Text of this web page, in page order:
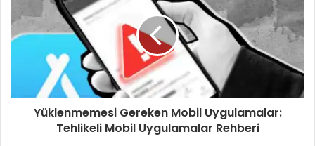
Yüklenmemesi Gereken Mobil Uygulamalar:
Tehlikeli Mobil Uygulamalar Rehberi